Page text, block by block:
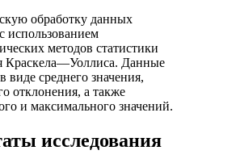
обработку данных
использованием
методов статистики
Краскела—Уоллиса. Данные
виде среднего значения,
отклонения, а также
и максимального значений.
исследования